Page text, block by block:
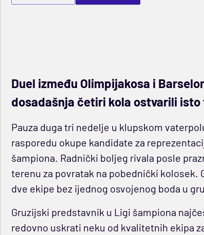
Duel između Olimpijakosa i
dosadašnja četiri kola ostvarili
Pauza duga tri nedelje u klupskom
rasporedu okupe kandidate za
šampiona. Radnički boljeg rivala posle
terenu za povratak na pobednički kolosek.
dve ekipe bez ijednog osvojenog boda u
Gruzijski predstavnik u Ligi šampiona
redovno uskrati neku od kvalitetnih ekipa